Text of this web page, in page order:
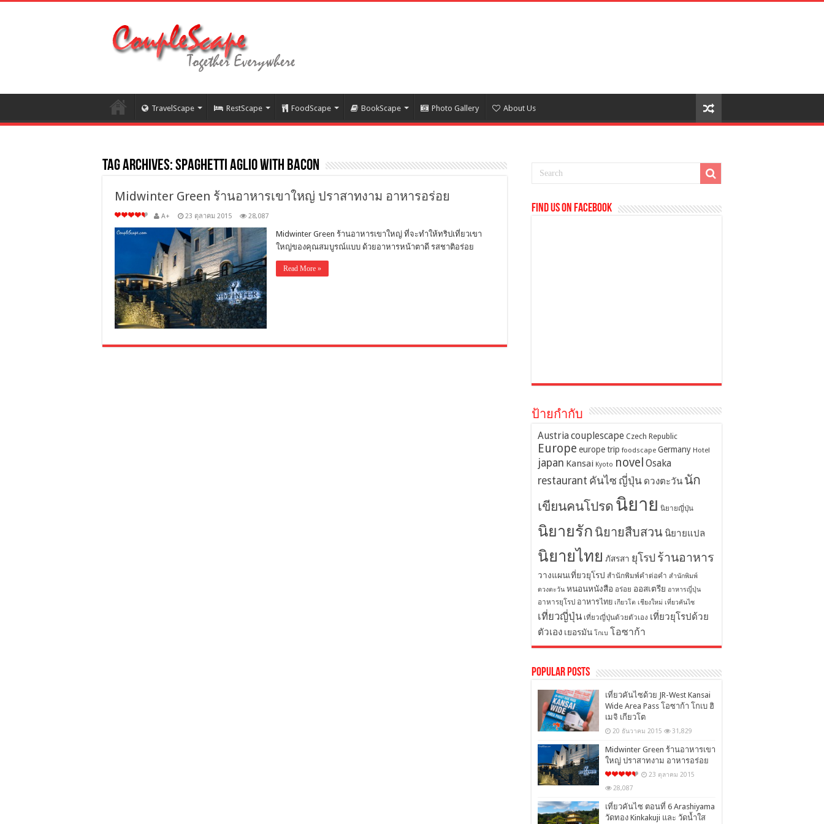
TravelScape RestScape FoodScape BookScape Photo Gallery About Us
Tag Archives:Spaghetti Aglio with Bacon
Midwinter Green ร้านอาหารเขาใหญ่ ปราสาทงาม อาหารอร่อย
A+ 23 ตุลาคม 2015 28,087
Midwinter Green ร้านอาหารเขาใหญ่ ที่จะทำให้ทริปเที่ยวเขา
ใหญ่ของคุณสมบูรณ์แบบ ด้วยอาหารหน้าตาดี รสชาติอร่อย
Read More »
Find us on Facebook
ป้ายกำกับ
Austriacouplescape Czech Republic
Europe europe trip foodscape Germany Hotel
japan Kansai Kyoto novel Osaka
restaurant คันไซ ญี่ปุ่น ดวงตะวัน นัก
เขียนคนโปรด นิยาย นิยายญี่ปุ่น
นิยายรัก นิยายสืบสวน นิยายแปล
นิยายไทย ภัสรสา ยุโรป ร้านอาหาร
วางแผนเที่ยวยุโรป สำนักพิมพ์คำต่อคำ สำนักพิมพ์
ดวงตะวัน หนอนหนังสือ อร่อย ออสเตรีย อาหารญี่ปุ่น
อาหารยุโรป อาหารไทย เกียวโต เชียงใหม่ เที่ยวคันไซ
เที่ยวญี่ปุ่น เที่ยวญี่ปุ่นด้วยตัวเอง เที่ยวยุโรปด้วย
ตัวเอง เยอรมัน โกเบ โอซาก้า
Popular Posts
เที่ยวคันไซด้วย JR-West Kansai
Wide Area Pass โอซาก้า โกเบ ฮิ
เมจิ เกียวโต
20 ธันวาคม 2015 31,829
Midwinter Green ร้านอาหารเขา
ใหญ่ ปราสาทงาม อาหารอร่อย
23 ตุลาคม 2015
28,087
เที่ยวคันไซ ตอนที่ 6 Arashiyama
วัดทอง Kinkakuji และ วัดน้ำใส